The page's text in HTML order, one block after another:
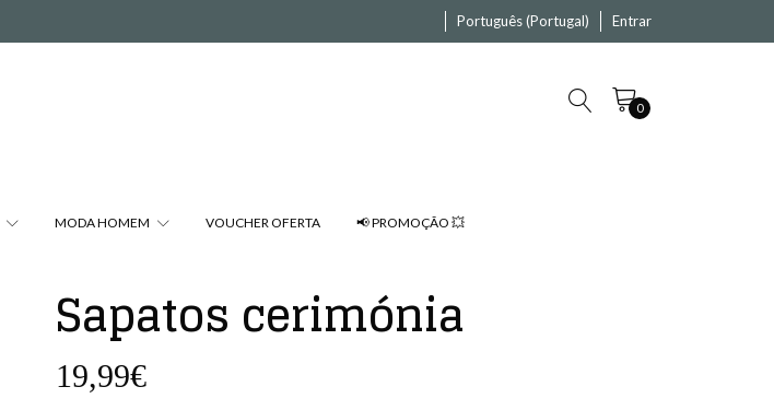
Português (Portugal) Entrar
0
MODA HOMEM VOUCHER OFERTA 📢 PROMOÇÃO 💥
Sapatos cerimónia
19,99€